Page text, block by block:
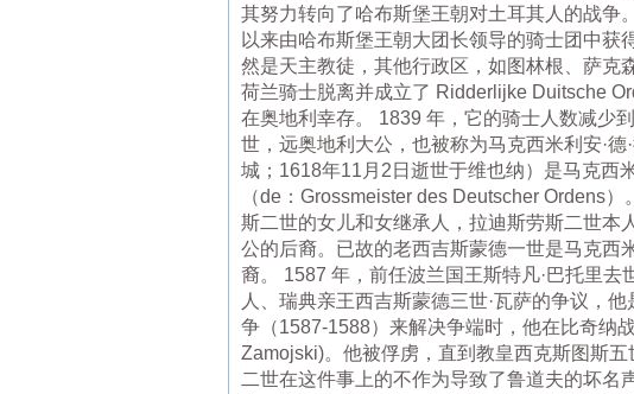
其努力转向了哈布斯堡王朝对土耳其人的战争
以来由哈布斯堡王朝大团长领导的骑士团中
然是天主教徒，其他行政区，如图林根、萨克
荷兰骑士脱离并成立了 Ridderlijke Duitsche
在奥地利幸存。 1839 年，它的骑士人数减少
世，远奥地利大公，也被称为马克西米利安·
城；1618年11月2日逝世于维也纳）是马克西
（de：Grossmeister des Deutscher Ordens
斯二世的女儿和女继承人，拉迪斯劳斯二世本
公的后裔。已故的老西吉斯蒙德一世是马克西
裔。 1587 年，前任波兰国王斯特凡·巴托里
人、瑞典亲王西吉斯蒙德三世·瓦萨的争议，
争（1587-1588）来解决争端时，他在比奇纳
Zamojski)。他被俘虏，直到教皇西克斯图斯
二世在这件事上的不作为导致了鲁道夫的坏